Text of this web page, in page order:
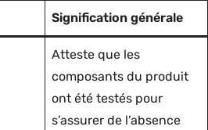
Signification générale
Atteste que les
composants du produit
ont été testés pour
s’assurer de l’absence